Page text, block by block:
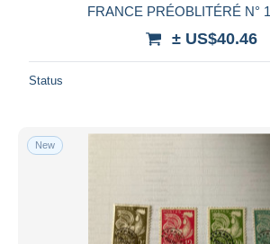
FRANCE PRÉOBLITÉRÉ N°
± US$40.46
Status
New